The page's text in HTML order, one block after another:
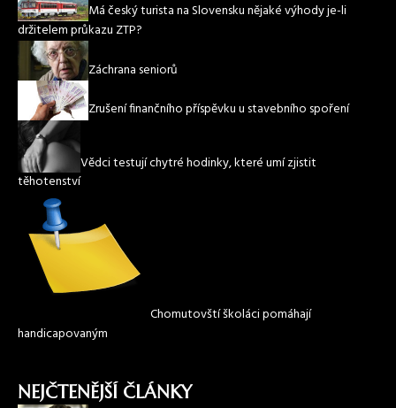
Má český turista na Slovensku nějaké výhody je-li
držitelem průkazu ZTP?
Záchrana seniorů
Zrušení finančního příspěvku u stavebního spoření
Vědci testují chytré hodinky, které umí zjistit
těhotenství
Chomutovští školáci pomáhají
handicapovaným
NEJČTENĚJŠÍ ČLÁNKY